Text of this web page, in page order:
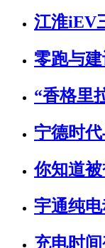
江淮iEV
零跑与
“香格里
宁德时
你知道
宇通纯
充电时